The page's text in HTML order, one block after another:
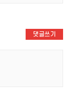
댓글쓰기